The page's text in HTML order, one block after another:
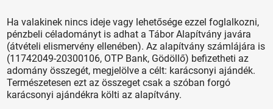
Ha valakinek nincs ideje vagy lehetősége ezzel foglalkozni,
pénzbeli céladományt is adhat a Tábor Alapítvány javára
(átvételi elismervény ellenében). Az alapítvány számlájára is
(11742049-20300106, OTP Bank, Gödöllő) befizetheti az
adomány összegét, megjelölve a célt: karácsonyi ajándék.
Természetesen ezt az összeget csak a szóban forgó
karácsonyi ajándékra költi az alapítvány.